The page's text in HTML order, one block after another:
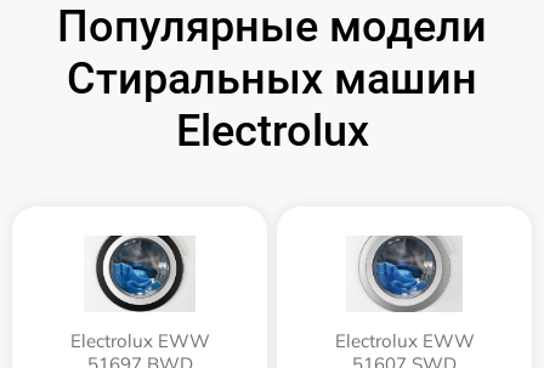
Популярные модели
Стиральных машин
Electrolux
Electrolux EWW
Electrolux EWW